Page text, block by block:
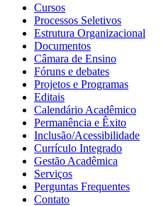
Cursos
Processos Seletivos
Estrutura Organizacional
Documentos
Câmara de Ensino
Fóruns e debates
Projetos e Programas
Editais
Calendário Acadêmico
Permanência e Êxito
Inclusão/Acessibilidade
Currículo Integrado
Gestão Acadêmica
Serviços
Perguntas Frequentes
Contato